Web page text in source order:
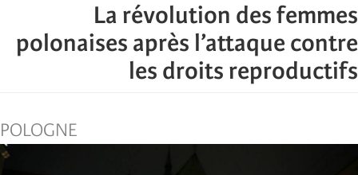
La révolution des femmes
polonaises après l’attaque contre
les droits reproductifs
POLOGNE